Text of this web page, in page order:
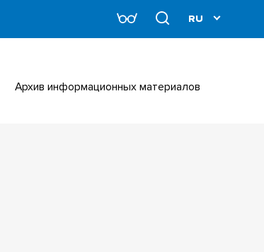
Архив информационных материалов